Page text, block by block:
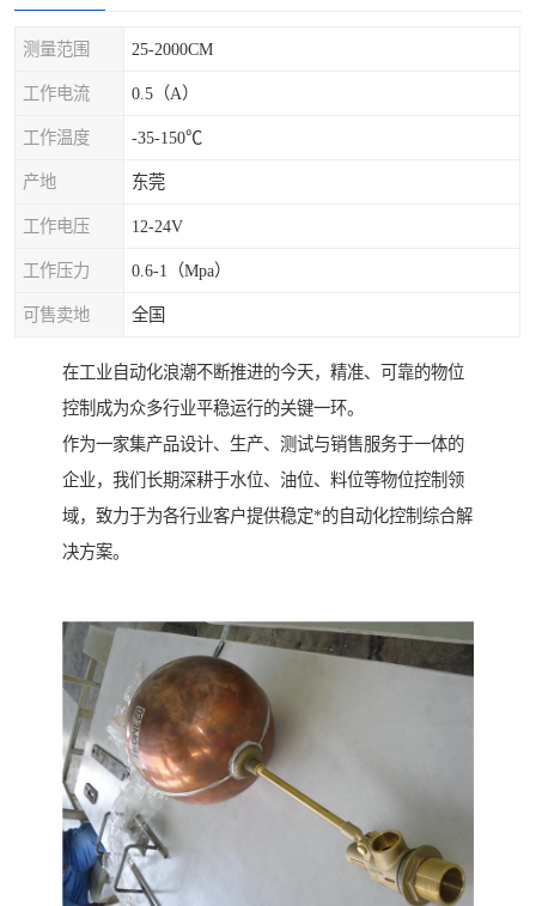
测量范围 25-2000CM
工作电流 0.5（A）
工作温度 -35-150℃
产地 东莞
工作电压 12-24V
工作压力 0.6-1（Mpa）
可售卖地 全国
在工业自动化浪潮不断推进的今天，精准、可靠的物位
控制成为众多行业平稳运行的关键一环。
作为一家集产品设计、生产、测试与销售服务于一体的
企业，我们长期深耕于水位、油位、料位等物位控制领
域，致力于为各行业客户提供稳定*的自动化控制综合解
决方案。